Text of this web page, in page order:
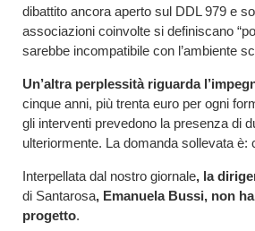
dibattito ancora aperto sul DDL 979 e
associazioni coinvolte si definiscano
sarebbe incompatibile con l’ambiente
Un’altra perplessità riguarda
cinque anni, più trenta euro per ogni
gli interventi prevedono la presenza di
ulteriormente. La domanda sollevata è:
Interpellata dal nostro giornale, la
di Santarosa, Emanuela Bussi, non
progetto.